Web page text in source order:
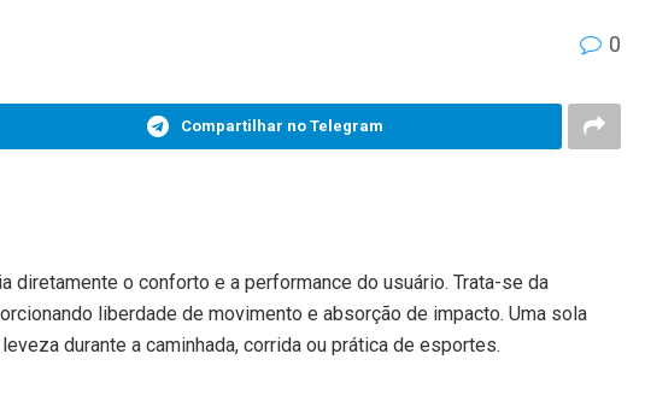
0
Compartilhar no Telegram
o conforto e a performance do usuário. Trata-se da
liberdade de movimento e absorção de impacto. Uma sola
durante a caminhada, corrida ou prática de esportes.